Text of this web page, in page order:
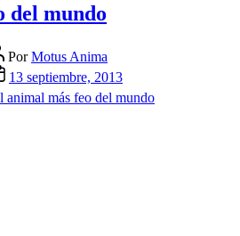
del mundo
PorMotus Anima
13 septiembre, 2013
animal más feo del mundo